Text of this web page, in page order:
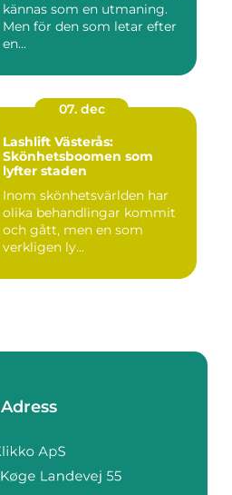
kännas som en utmaning.
Men för den som letar efter
en...
07. dec
Lashlift Västerås:
Skönhetsboomen som
lyfter staden
Inom skönhetsvärlden har
olika behandlingar kommit
och gått, men en som
verkligen ly...
Adress